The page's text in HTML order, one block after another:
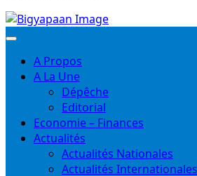
A Propos
A La Une
Dépêche
Editorial
Economie – Finances
Actualités
Actualités Nationales
Actualités Internationales